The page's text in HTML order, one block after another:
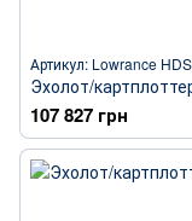
Артикул: Lowrance
Эхолот/
107 827 грн